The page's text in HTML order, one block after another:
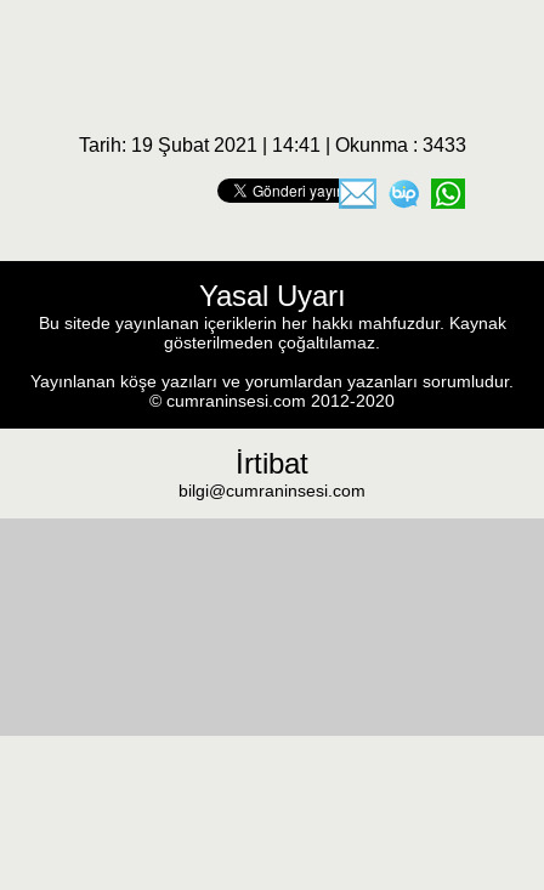
Tarih: 19 Şubat 2021 | 14:41 | Okunma : 3433
Yasal Uyarı
Bu sitede yayınlanan içeriklerin her hakkı mahfuzdur. Kaynak
gösterilmeden çoğaltılamaz.
Yayınlanan köşe yazıları ve yorumlardan yazanları sorumludur.
© cumraninsesi.com 2012-2020
İrtibat
bilgi@cumraninsesi.com